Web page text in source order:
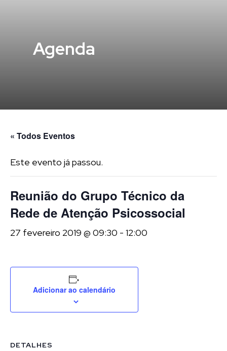
Agenda
« Todos Eventos
Este evento já passou.
Reunião do Grupo Técnico da
Rede de Atenção Psicossocial
27 fevereiro 2019 @ 09:30 - 12:00
Adicionar ao calendário
DETALHES